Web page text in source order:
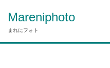
Mareniphoto
まれにフォト